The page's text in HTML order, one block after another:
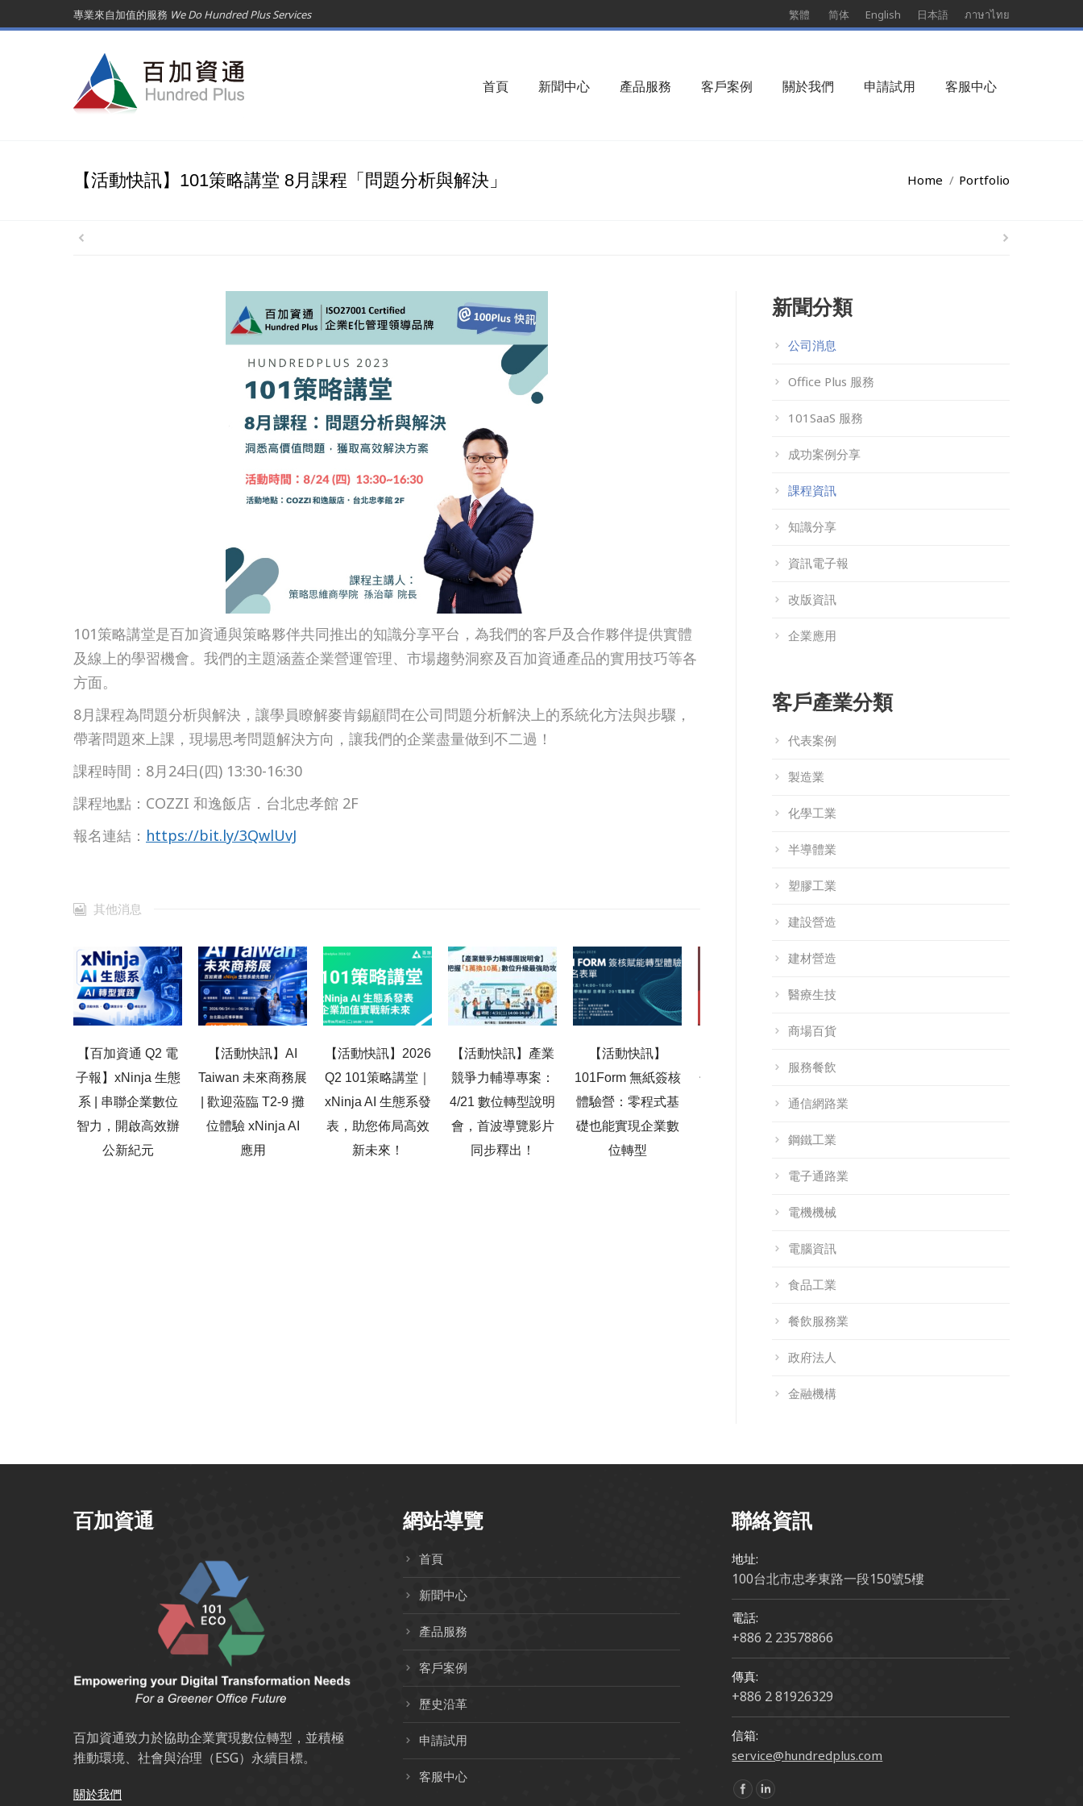
專業來自加值的服務 We Do Hundred Plus Services 繁體 简体 English 日本語 ภาษาไทย
首頁 新聞中心 產品服務 客戶案例 關於我們 申請試用 客服中心
【活動快訊】101策略講堂 8月課程「問題分析與解決」 Home Portfolio
101策略講堂是百加資通與策略夥伴共同推出的知識分享平台，為我們的客戶及合作夥伴提供實體
及線上的學習機會。我們的主題涵蓋企業營運管理、市場趨勢洞察及百加資通產品的實用技巧等各
方面。
8月課程為問題分析與解決，讓學員瞭解麥肯錫顧問在公司問題分析解決上的系統化方法與步驟，
帶著問題來上課，現場思考問題解決方向，讓我們的企業盡量做到不二過！
課程時間：8月24日(四) 13:30-16:30
課程地點：COZZI 和逸飯店．台北忠孝館 2F
報名連結： https://bit.ly/3QwlUvJ
其他消息
【百加資通 Q2 電
子報】xNinja 生態
系 | 串聯企業數位
智力，開啟高效辦
公新紀元
【活動快訊】AI
Taiwan 未來商務展
| 歡迎蒞臨 T2-9 攤
位體驗 xNinja AI
應用
【活動快訊】2026
Q2 101策略講堂｜
xNinja AI 生態系發
表，助您佈局高效
新未來！
【活動快訊】產業
競爭力輔導專案：
4/21 數位轉型說明
會，首波導覽影片
同步釋出！
【活動快訊】
101Form 無紙簽核
體驗營：零程式基
礎也能實現企業數
位轉型
子報】2026馬到成
功：搶先佈局政府
101Form 功能升級
能：百加資通赴泰
國舉辦 101Form
新聞分類
公司消息
Office Plus 服務
101SaaS 服務
成功案例分享
課程資訊
知識分享
資訊電子報
改版資訊
企業應用
客戶產業分類
代表案例
製造業
化學工業
半導體業
塑膠工業
建設營造
建材營造
醫療生技
商場百貨
服務餐飲
通信網路業
鋼鐵工業
電子通路業
電機機械
電腦資訊
食品工業
餐飲服務業
政府法人
金融機構
百加資通
百加資通致力於協助企業實現數位轉型，並積極
推動環境、社會與治理（ESG）永續目標。
關於我們
網站導覽
首頁
新聞中心
產品服務
客戶案例
歷史沿革
申請試用
客服中心
聯絡資訊
地址:
100台北市忠孝東路一段150號5樓
電話:
+886 2 23578866
傳真:
+886 2 81926329
信箱:
service@hundredplus.com
Find us on: